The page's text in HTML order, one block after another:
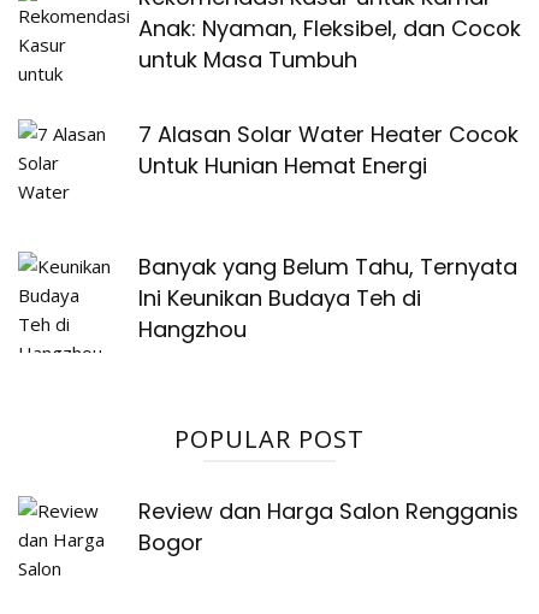
Anak: Nyaman, Fleksibel, dan Cocok
untuk Masa Tumbuh
7 Alasan Solar Water Heater Cocok
Untuk Hunian Hemat Energi
Banyak yang Belum Tahu, Ternyata
Ini Keunikan Budaya Teh di
Hangzhou
POPULAR POST
Review dan Harga Salon Rengganis
Bogor